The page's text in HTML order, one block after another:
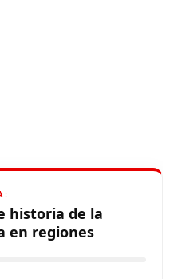
historia de la
en regiones